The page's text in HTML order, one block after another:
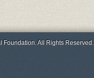
All Rights Reserved.